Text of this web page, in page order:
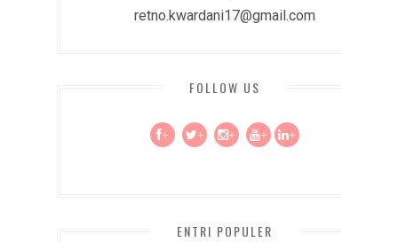
retno.kwardani17@gmail.com
FOLLOW US
+ + + + +
ENTRI POPULER